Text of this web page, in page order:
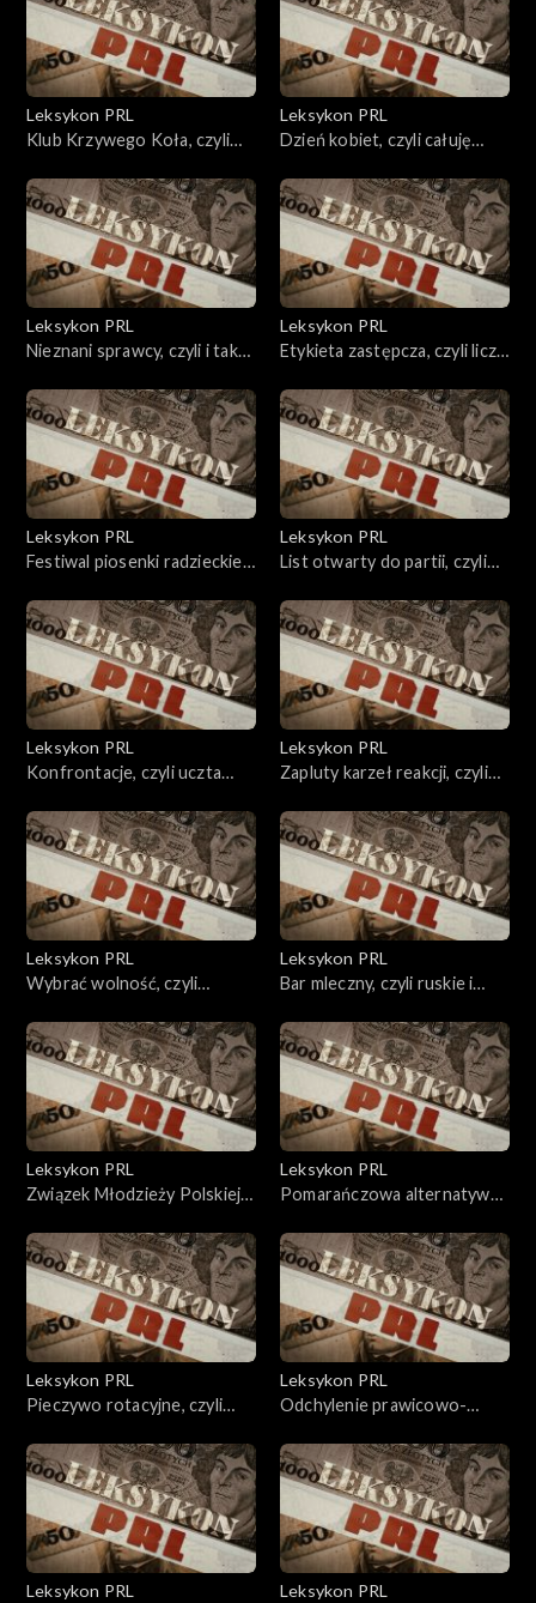
Leksykon PRL
Klub Krzywego Koła, czyli
socjalistyczna.
Leksykon PRL
Dzień kobiet, czyli całuję
Leksykon PRL
Nieznani sprawcy, czyli i tak
Leksykon PRL
Etykieta zastępcza, czyli liczy
Leksykon PRL
Festiwal piosenki radzieckiej,
Leksykon PRL
List otwarty do partii, czyli
Leksykon PRL
Konfrontacje, czyli uczta
Leksykon PRL
Zapluty karzeł reakcji, czyli
Leksykon PRL
Wybrać wolność, czyli
Leksykon PRL
Bar mleczny, czyli ruskie i
Leksykon PRL
Związek Młodzieży Polskiej,
Leksykon PRL
Pomarańczowa alternatywa,
śmiechu.
Leksykon PRL
Pieczywo rotacyjne, czyli
Leksykon PRL
Odchylenie prawicowo-
wymiana kadr.
Leksykon PRL
Leksykon PRL